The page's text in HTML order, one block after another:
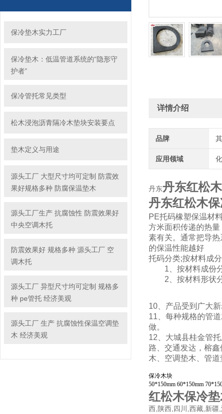
保冷垫木实力工厂
保冷垫木：低温管道系统的“隐形守
护者”
保冷管托常见类型
松木浸泡沥青隔冷木垫块安装要点
垫木定义与用途
源头工厂 大型尺寸均可定制 防震效
果好规格多种 防腐保温垫木
源头工厂生产 抗腐蚀性 防震效果好
中央空调木托
防震效果好 规格多种 源头工厂 空
调木托
源头工厂 异型尺寸均可定制 规格多
种 pe管托 经济美观
源头工厂 生产 抗腐蚀性保温空调垫
木 经济美观
详情介绍
品牌
应用领域
丹东丹东红松
丹东红松木
PE托码橡塑保温材
方米面积传递的热
素有关。通常把导
的保温性能越好
托码分类;按材料成
1、按材料成份分
2、按材料形状分
10、产品受到广大
11、每种规格的管
做。
12、大城县桂金管
路、交通发达，榕
木、空调垫木、管
保冷木块
50*150mm 60*150mm
红松木保冷
西,陕西,四川,西藏,新疆